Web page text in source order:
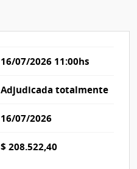
16/07/2026 11:00hs
Adjudicada totalmente
16/07/2026
$ 208.522,40